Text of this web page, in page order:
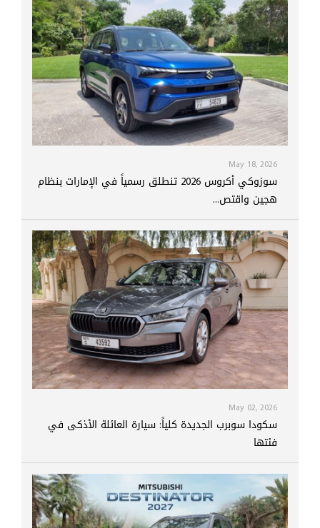
May 18, 2026
سوزوكي أكروس 2026 تنطلق رسمياً في الإمارات بنظام
هجين واقتص...
May 02, 2026
سكودا سوبرب الجديدة كلياً: سيارة العائلة الأذكى في
فئتها